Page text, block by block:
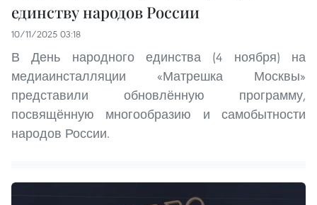
единству народов России
10/11/2025 03:18
В День народного единства (4 ноября) на
медиаинсталляции «Матрешка Москвы»
представили обновлённую программу,
посвящённую многообразию и самобытности
народов России.